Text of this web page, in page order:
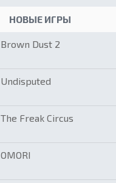
НОВЫЕ ИГРЫ
Brown Dust 2
Undisputed
The Freak Circus
OMORI